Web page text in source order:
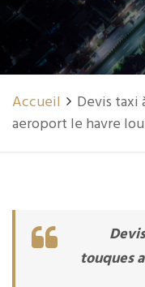
Accueil
Devis taxi
aeroport le havre
touques